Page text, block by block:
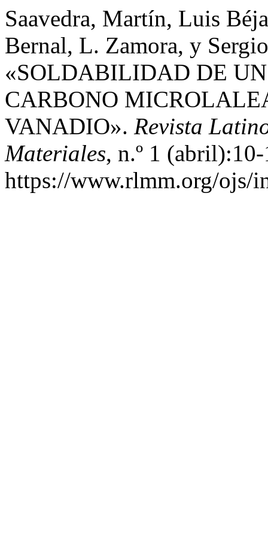
Saavedra, Martí­n, Luis
Bernal, L. Zamora, y
«SOLDABILIDAD DE
CARBONO
VANADIO». Revista
Materiales, n.º 1
https://www.rlmm.org/ojs/